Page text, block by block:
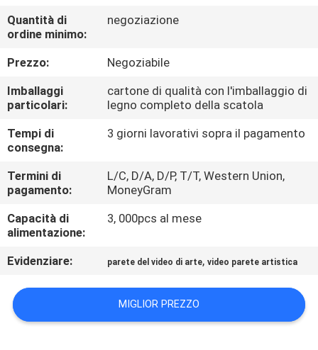
CONTROLLO
DI
QUALITÀ
CONTATTICI
NOTIZIE
RICHIEDA
UNA
CASE
CENTER
Quantità di
ordine minimo:
negoziazione
Prezzo:
Negoziabile
Imballaggi
particolari:
cartone di qualità con l'imballaggio di
legno completo della scatola
Tempi di
consegna:
3 giorni lavorativi sopra il pagamento
Termini di
pagamento:
L/C, D/A, D/P, T/T, Western Union,
MoneyGram
Capacità di
alimentazione:
3, 000pcs al mese
Evidenziare: parete del video di arte,video parete artistica
MIGLIOR PREZZO